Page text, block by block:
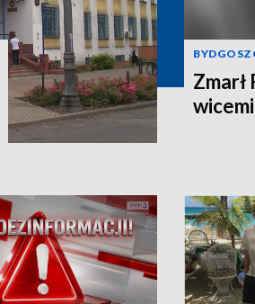
Zmarł